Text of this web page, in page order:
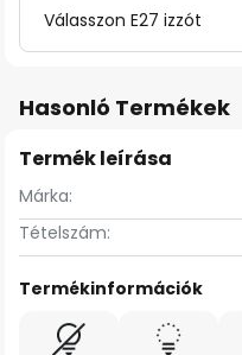
Válasszon E27 izzót
Hasonló Termékek
Termék leírása
Márka:
Tételszám:
Termékinformációk